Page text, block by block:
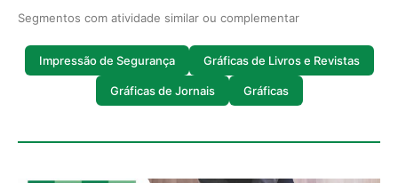
Segmentos com atividade similar ou complementar
Impressão de Segurança Gráficas de Livros e Revistas
Gráficas de Jornais Gráficas